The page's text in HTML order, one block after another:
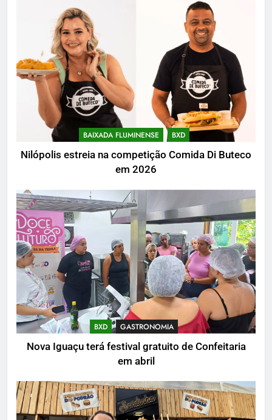
BAIXADA FLUMINENSE BXD
Nilópolis estreia na competição Comida Di Buteco
em 2026
BXD GASTRONOMIA
Nova Iguaçu terá festival gratuito de Confeitaria
em abril